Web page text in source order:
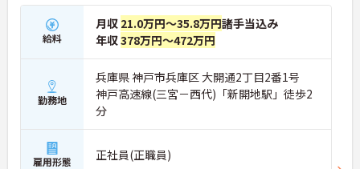
給料
月収 21.0万円～35.8万円諸手当込み
年収378万円～472万円
勤務地
兵庫県 神戸市兵庫区 大開通2丁目2番1号
神戸高速線(三宮－西代)「新開地駅」徒歩2
分
雇用形態 正社員(正職員)